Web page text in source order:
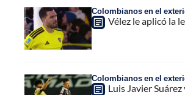
Colombianos en el
Vélez le aplicó la
Colombianos en el
Luis Javier